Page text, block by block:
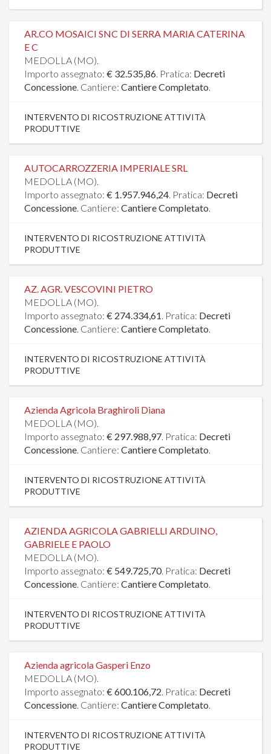
AR.CO MOSAICI SNC DI SERRA MARIA CATERINA
E C
MEDOLLA (MO).
Importo assegnato: € 32.535,86. Pratica: Decreti
Concessione. Cantiere: Cantiere Completato.
INTERVENTO DI RICOSTRUZIONE ATTIVITÀ
PRODUTTIVE
AUTOCARROZZERIA IMPERIALE SRL
MEDOLLA (MO).
Importo assegnato: € 1.957.946,24. Pratica: Decreti
Concessione. Cantiere: Cantiere Completato.
INTERVENTO DI RICOSTRUZIONE ATTIVITÀ
PRODUTTIVE
AZ. AGR. VESCOVINI PIETRO
MEDOLLA (MO).
Importo assegnato: € 274.334,61. Pratica: Decreti
Concessione. Cantiere: Cantiere Completato.
INTERVENTO DI RICOSTRUZIONE ATTIVITÀ
PRODUTTIVE
Azienda Agricola Braghiroli Diana
MEDOLLA (MO).
Importo assegnato: € 297.988,97. Pratica: Decreti
Concessione. Cantiere: Cantiere Completato.
INTERVENTO DI RICOSTRUZIONE ATTIVITÀ
PRODUTTIVE
AZIENDA AGRICOLA GABRIELLI ARDUINO,
GABRIELE E PAOLO
MEDOLLA (MO).
Importo assegnato: € 549.725,70. Pratica: Decreti
Concessione. Cantiere: Cantiere Completato.
INTERVENTO DI RICOSTRUZIONE ATTIVITÀ
PRODUTTIVE
Azienda agricola Gasperi Enzo
MEDOLLA (MO).
Importo assegnato: € 600.106,72. Pratica: Decreti
Concessione. Cantiere: Cantiere Completato.
INTERVENTO DI RICOSTRUZIONE ATTIVITÀ
PRODUTTIVE